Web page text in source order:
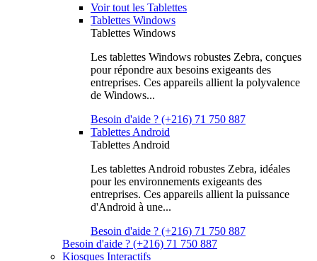
Voir tout les Tablettes
Tablettes Windows
Tablettes Windows
Les tablettes Windows robustes Zebra, conçues
pour répondre aux besoins exigeants des
entreprises. Ces appareils allient la polyvalence
de Windows...
Besoin d'aide ? (+216) 71 750 887
Tablettes Android
Tablettes Android
Les tablettes Android robustes Zebra, idéales
pour les environnements exigeants des
entreprises. Ces appareils allient la puissance
d'Android à une...
Besoin d'aide ? (+216) 71 750 887
Besoin d'aide ? (+216) 71 750 887
Kiosques Interactifs